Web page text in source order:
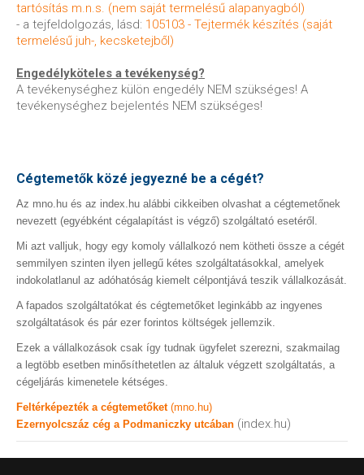
tartósítás m.n.s. (nem saját termelésű alapanyagból)
- a tejfeldolgozás, lásd: 105103 - Tejtermék készítés (saját
termelésű juh-, kecsketejből)
Engedélyköteles a tevékenység?
A tevékenységhez külön engedély NEM szükséges! A
tevékenységhez bejelentés NEM szükséges!
Cégtemetők közé jegyezné be a cégét?
Az mno.hu és az index.hu alábbi cikkeiben olvashat a cégtemetőnek
nevezett (egyébként cégalapítást is végző) szolgáltató esetéről.
Mi azt valljuk, hogy egy komoly vállalkozó nem kötheti össze a cégét
semmilyen szinten ilyen jellegű kétes szolgáltatásokkal, amelyek
indokolatlanul az adóhatóság kiemelt célpontjává teszik vállalkozását.
A fapados szolgáltatókat és cégtemetőket leginkább az ingyenes
szolgáltatások és pár ezer forintos költségek jellemzik.
Ezek a vállalkozások csak így tudnak ügyfelet szerezni, szakmailag
a legtöbb esetben minősíthetetlen az általuk végzett szolgáltatás, a
cégeljárás kimenetele kétséges.
Feltérképezték a cégtemetőket (mno.hu)
Ezernyolcszáz cég a Podmaniczky utcában (index.hu)